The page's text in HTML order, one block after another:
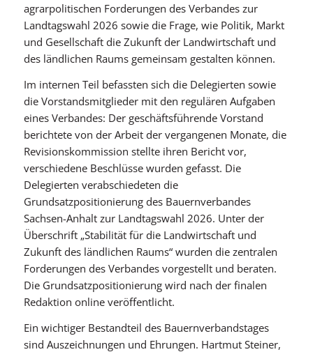
agrarpolitischen Forderungen des Verbandes zur
Landtagswahl 2026 sowie die Frage, wie Politik, Markt
und Gesellschaft die Zukunft der Landwirtschaft und
des ländlichen Raums gemeinsam gestalten können.
Im internen Teil befassten sich die Delegierten sowie
die Vorstandsmitglieder mit den regulären Aufgaben
eines Verbandes: Der geschäftsführende Vorstand
berichtete von der Arbeit der vergangenen Monate, die
Revisionskommission stellte ihren Bericht vor,
verschiedene Beschlüsse wurden gefasst. Die
Delegierten verabschiedeten die
Grundsatzpositionierung des Bauernverbandes
Sachsen-Anhalt zur Landtagswahl 2026. Unter der
Überschrift „Stabilität für die Landwirtschaft und
Zukunft des ländlichen Raums“ wurden die zentralen
Forderungen des Verbandes vorgestellt und beraten.
Die Grundsatzpositionierung wird nach der finalen
Redaktion online veröffentlicht.
Ein wichtiger Bestandteil des Bauernverbandstages
sind Auszeichnungen und Ehrungen. Hartmut Steiner,